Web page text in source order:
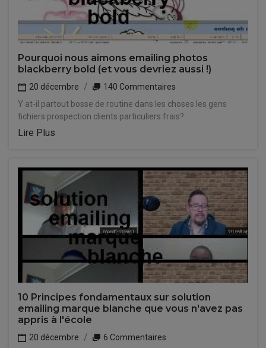
Pourquoi nous aimons emailing photos
blackberry bold (et vous devriez aussi !)
20 décembre
140 Commentaires
Y at-il partout bosse de routine dans les choses les gens
fichiers prospection clients particuliers frais?
Lire Plus
10 Principes fondamentaux sur solution
emailing marque blanche que vous n'avez pas
appris à l'école
20 décembre
6 Commentaires